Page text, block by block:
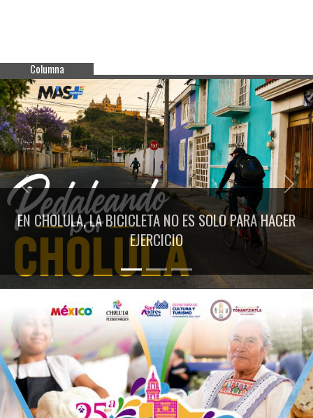
Columna
EN CHOLULA, LA BICICLETA NO ES SOLO PARA HACER
EJERCICIO
Previous Next